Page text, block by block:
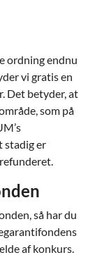
ordning endnu
vi gratis en
Det betyder, at
som på
stadig er
refunderet.
så har du
af konkurs.